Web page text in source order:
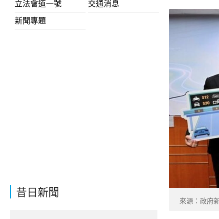
立法會道一號
交通消息
新聞專題
昔日新聞
來源：政府